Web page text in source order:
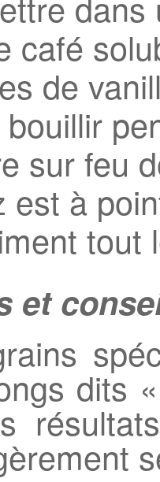
café
de
bouillir
sur feu
est à
tout
et
dits